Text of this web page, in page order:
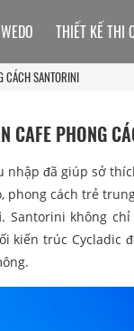
CÁCH SANTORINI
CAFE PHONG
nhập đã giúp sở
phong cách trẻ
. Santorini không
kiến trúc Cycladic
WEDO THIẾT KẾ THI